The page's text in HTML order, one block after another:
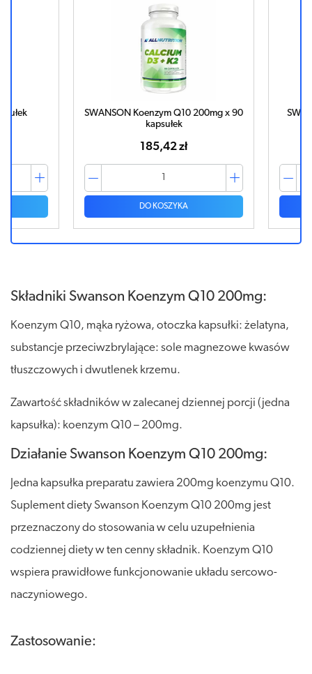
SWANSON Koenzym Q10 200mg x 90
kapsułek
185,42 zł
DO KOSZYKA
Składniki Swanson Koenzym Q10 200mg:
Koenzym Q10, mąka ryżowa, otoczka kapsułki: żelatyna,
substancje przeciwzbrylające: sole magnezowe kwasów
tłuszczowych i dwutlenek krzemu.
Zawartość składników w zalecanej dziennej porcji (jedna
kapsułka): koenzym Q10 – 200mg.
Działanie Swanson Koenzym Q10 200mg:
Jedna kapsułka preparatu zawiera 200mg koenzymu Q10.
Suplement diety Swanson Koenzym Q10 200mg jest
przeznaczony do stosowania w celu uzupełnienia
codziennej diety w ten cenny składnik. Koenzym Q10
wspiera prawidłowe funkcjonowanie układu sercowo-
naczyniowego.
Zastosowanie: